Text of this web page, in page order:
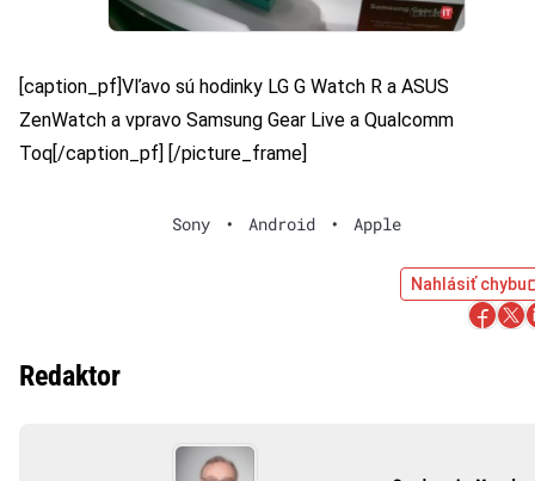
[caption_pf]Vľavo sú hodinky LG G Watch R a ASUS
ZenWatch a vpravo Samsung Gear Live a Qualcomm
Toq[/caption_pf] [/picture_frame]
Sony • Android • Apple
Nahlásiť chybu
Redaktor